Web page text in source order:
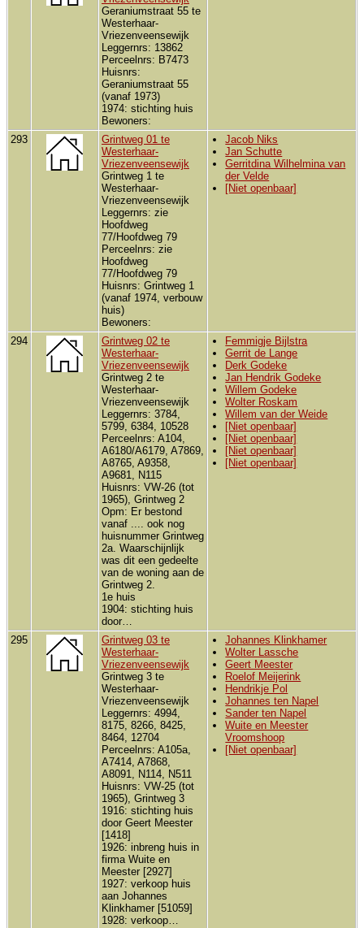
Geraniumstraat 55 te
Westerhaar-
Vriezenveensewijk
Leggernrs: 13862
Perceelnrs: B7473
Huisnrs:
Geraniumstraat 55
(vanaf 1973)
1974: stichting huis
Bewoners:
293
Grintweg 01 te
Westerhaar-
Vriezenveensewijk
Grintweg 1 te
Westerhaar-
Vriezenveensewijk
Leggernrs: zie
Hoofdweg
77/Hoofdweg 79
Perceelnrs: zie
Hoofdweg
77/Hoofdweg 79
Huisnrs: Grintweg 1
(vanaf 1974, verbouw
huis)
Bewoners:
Jacob Niks
Jan Schutte
Gerritdina Wilhelmina van
der Velde
[Niet openbaar]
294
Grintweg 02 te
Westerhaar-
Vriezenveensewijk
Grintweg 2 te
Westerhaar-
Vriezenveensewijk
Leggernrs: 3784,
5799, 6384, 10528
Perceelnrs: A104,
A6180/A6179, A7869,
A8765, A9358,
A9681, N115
Huisnrs: VW-26 (tot
1965), Grintweg 2
Opm: Er bestond
vanaf .... ook nog
huisnummer Grintweg
2a. Waarschijnlijk
was dit een gedeelte
van de woning aan de
Grintweg 2.
1e huis
1904: stichting huis
door…
Femmigje Bijlstra
Gerrit de Lange
Derk Godeke
Jan Hendrik Godeke
Willem Godeke
Wolter Roskam
Willem van der Weide
[Niet openbaar]
[Niet openbaar]
[Niet openbaar]
[Niet openbaar]
295
Grintweg 03 te
Westerhaar-
Vriezenveensewijk
Grintweg 3 te
Westerhaar-
Vriezenveensewijk
Leggernrs: 4994,
8175, 8266, 8425,
8464, 12704
Perceelnrs: A105a,
A7414, A7868,
A8091, N114, N511
Huisnrs: VW-25 (tot
1965), Grintweg 3
1916: stichting huis
door Geert Meester
[1418]
1926: inbreng huis in
firma Wuite en
Meester [2927]
1927: verkoop huis
aan Johannes
Klinkhamer [51059]
1928: verkoop…
Johannes Klinkhamer
Wolter Lassche
Geert Meester
Roelof Meijerink
Hendrikje Pol
Johannes ten Napel
Sander ten Napel
Wuite en Meester
Vroomshoop
[Niet openbaar]